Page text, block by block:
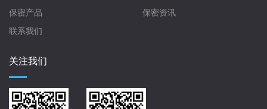
保密产品
保密资讯
联系我们
关注我们